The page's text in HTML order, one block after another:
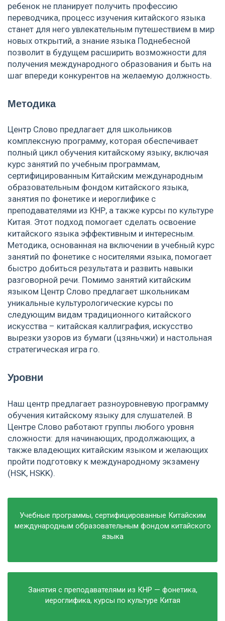
ребенок не планирует получить профессию
переводчика, процесс изучения китайского языка
станет для него увлекательным путешествием в мир
новых открытий, а знание языка Поднебесной
позволит в будущем расширить возможности для
получения международного образования и быть на
шаг впереди конкурентов на желаемую должность.
Методика
Центр Слово предлагает для школьников
комплексную программу, которая обеспечивает
полный цикл обучения китайскому языку, включая
курс занятий по учебным программам,
сертифицированным Китайским международным
образовательным фондом китайского языка,
занятия по фонетике и иероглифике с
преподавателями из КНР, а также курсы по культуре
Китая. Этот подход помогает сделать освоение
китайского языка эффективным и интересным.
Методика, основанная на включении в учебный курс
занятий по фонетике с носителями языка, помогает
быстро добиться результата и развить навыки
разговорной речи. Помимо занятий китайским
языком Центр Слово предлагает школьникам
уникальные культурологические курсы по
следующим видам традиционного китайского
искусства – китайская каллиграфия, искусство
вырезки узоров из бумаги (цзяньчжи) и настольная
стратегическая игра го.
Уровни
Наш центр предлагает разноуровневую программу
обучения китайскому языку для слушателей. В
Центре Слово работают группы любого уровня
сложности: для начинающих, продолжающих, а
также владеющих китайским языком и желающих
пройти подготовку к международному экзамену
(HSK, HSKK).
Учебные программы, сертифицированные Китайским
международным образовательным фондом китайского
языка
Занятия с преподавателями из КНР — фонетика,
иероглифика, курсы по культуре Китая